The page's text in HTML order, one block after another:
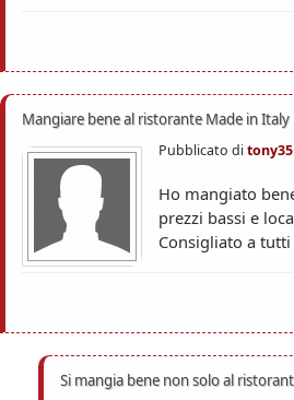
Mangiare bene al ristorante Made in Italy
Pubblicato ditony35
Ho mangiato
prezzi bassi e
Consigliato a tutti
Si mangia bene non solo al